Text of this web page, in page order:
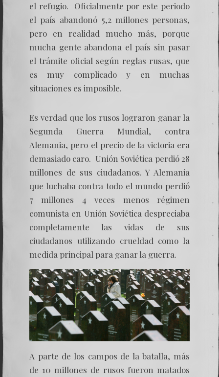
el refugio. Oficialmente por este periodo
el país abandonó 5,2 millones personas,
pero en realidad mucho más, porque
mucha gente abandona el país sin pasar
el trámite oficial según reglas rusas, que
es muy complicado y en muchas
situaciones es imposible.
Es verdad que los rusos lograron ganar la
Segunda Guerra Mundial, contra
Alemania, pero el precio de la victoria era
demasiado caro. Unión Soviética perdió 28
millones de sus ciudadanos. Y Alemania
que luchaba contra todo el mundo perdió
7 millones 4 veces menos régimen
comunista en Unión Soviética despreciaba
completamente las vidas de sus
ciudadanos utilizando crueldad como la
medida principal para ganar la guerra.
A parte de los campos de la batalla, más
de 10 millones de rusos fueron matados